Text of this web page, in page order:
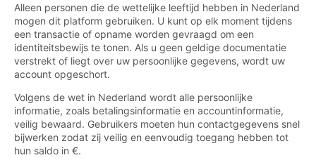
Alleen personen die de wettelijke leeftijd hebben in Nederland
mogen dit platform gebruiken. U kunt op elk moment tijdens
een transactie of opname worden gevraagd om een
identiteitsbewijs te tonen. Als u geen geldige documentatie
verstrekt of liegt over uw persoonlijke gegevens, wordt uw
account opgeschort.
Volgens de wet in Nederland wordt alle persoonlijke
informatie, zoals betalingsinformatie en accountinformatie,
veilig bewaard. Gebruikers moeten hun contactgegevens snel
bijwerken zodat zij veilig en eenvoudig toegang hebben tot
hun saldo in €.